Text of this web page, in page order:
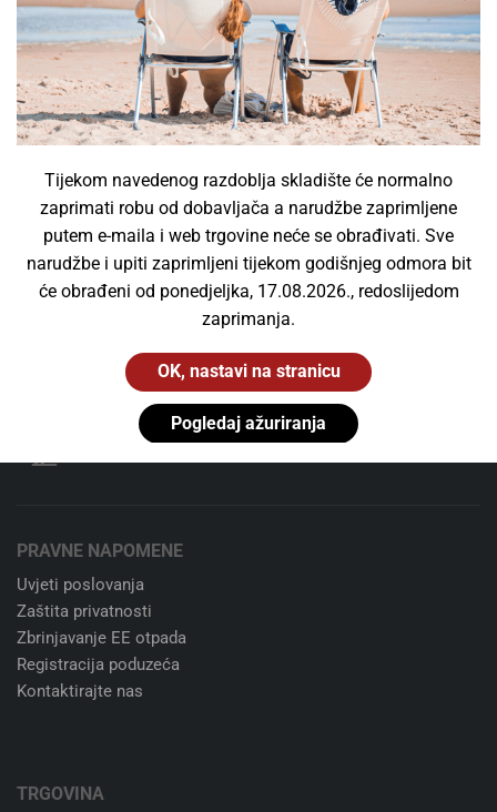
Tijekom navedenog razdoblja skladište će normalno
zaprimati robu od dobavljača a narudžbe zaprimljene
putem e-maila i web trgovine neće se obrađivati. Sve
narudžbe i upiti zaprimljeni tijekom godišnjeg odmora bit
će obrađeni od ponedjeljka, 17.08.2026., redoslijedom
zaprimanja.
OK, nastavi na stranicu
Pogledaj ažuriranja
Besplatna dostava
Za narudžbe već od 40 €
Niste zadovoljni kupnjom?
Nema problema. 14 dana besplatan povrat.
24/7 korisnička podrška
Slobodno nas kontaktirajte. Uvijek.
100% sigurno plaćanje
PRAVNE NAPOMENE
Uvjeti poslovanja
Zaštita privatnosti
Zbrinjavanje EE otpada
Registracija poduzeća
Kontaktirajte nas
TRGOVINA